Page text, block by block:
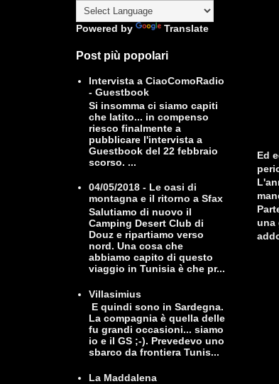
Ed
una
Powered by Translate
Post più popolari
Intervista a CiaoComoRadio
- Guestbook
Si insomma ci siamo capiti
che latito... in compenso
riesco finalmente a
pubblicare l'intervista a
Guestbook del 22 febbraio
scorso. ...
04/05/2018 - Le oasi di
montagna e il ritorno a Sfax
Salutiamo di nuovo il
Camping Desert Club di
Douz e ripartiamo verso
nord. Una cosa che
abbiamo capito di questo
viaggio in Tunisia è che pr...
Villasimius
E quindi sono in Sardegna.
La compagnia è quella delle
fu grandi occasioni... siamo
io e il GS ;-). Prevedevo uno
sbarco da frontiera Tunis...
La Maddalena